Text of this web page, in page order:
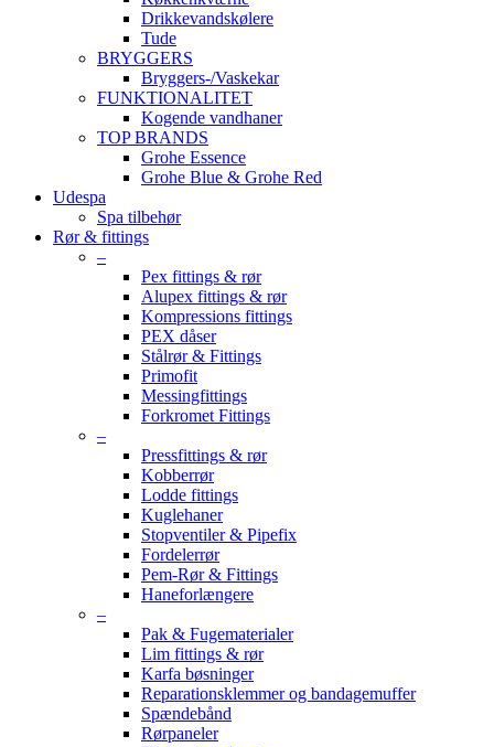
Drikkevandskølere
Tude
BRYGGERS
Bryggers-/Vaskekar
FUNKTIONALITET
Kogende vandhaner
TOP BRANDS
Grohe Essence
Grohe Blue & Grohe Red
Udespa
Spa tilbehør
Rør & fittings
–
Pex fittings & rør
Alupex fittings & rør
Kompressions fittings
PEX dåser
Stålrør & Fittings
Primofit
Messingfittings
Forkromet Fittings
–
Pressfittings & rør
Kobberrør
Lodde fittings
Kuglehaner
Stopventiler & Pipefix
Fordelerrør
Pem-Rør & Fittings
Haneforlængere
–
Pak & Fugematerialer
Lim fittings & rør
Karfa bøsninger
Reparationsklemmer og bandagemuffer
Spændebånd
Rørpaneler